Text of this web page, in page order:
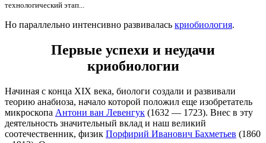
технологический этап...
Но параллельно интенсивно развивалась криобиология.
Первые успехи и неудачи
криобиологии
Начиная с конца XIX века, биологи создали и развивали
теорию анабиоза, начало которой положил еще изобретатель
микроскопа Антони ван Левенгук (1632 — 1723). Внес в эту
деятельность значительный вклад и наш великий
соотечественник, физик Порфирий Иванович Бахметьев (1860